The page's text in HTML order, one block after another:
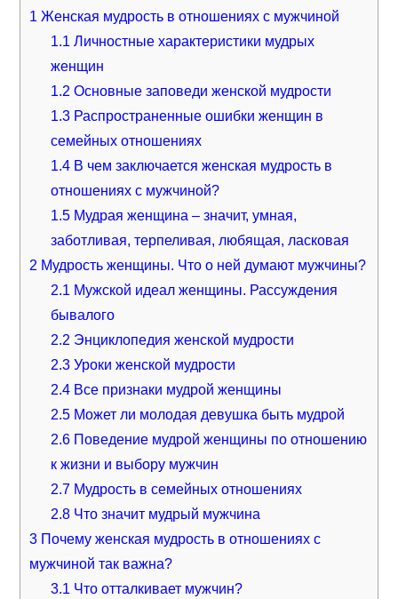
1 Женская мудрость в отношениях с мужчиной
1.1 Личностные характеристики мудрых
женщин
1.2 Основные заповеди женской мудрости
1.3Распространенные ошибки женщин в
семейных отношениях
1.4В чем заключается женская мудрость в
отношениях с мужчиной?
1.5Мудрая женщина – значит, умная,
заботливая, терпеливая, любящая, ласковая
2 Мудрость женщины. Что о ней думают мужчины?
2.1 Мужской идеал женщины. Рассуждения
бывалого
2.2 Энциклопедия женской мудрости
2.3Уроки женской мудрости
2.4Все признаки мудрой женщины
2.5Может ли молодая девушка быть мудрой
2.6Поведение мудрой женщины по отношению
к жизни и выбору мужчин
2.7Мудрость в семейных отношениях
2.8Что значит мудрый мужчина
3Почему женская мудрость в отношениях с
мужчиной так важна?
3.1 Что отталкивает мужчин?